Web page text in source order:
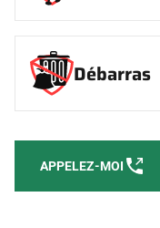
Débarras
APPELEZ-MOI